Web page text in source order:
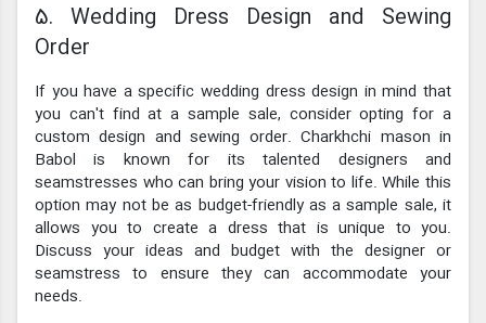
5. Wedding Dress Design and Sewing
Order
If you have a specific wedding dress design in mind that
you can't find at a sample sale, consider opting for a
custom design and sewing order. Charkhchi mason in
Babol is known for its talented designers and
seamstresses who can bring your vision to life. While this
option may not be as budget-friendly as a sample sale, it
allows you to create a dress that is unique to you.
Discuss your ideas and budget with the designer or
seamstress to ensure they can accommodate your
needs.